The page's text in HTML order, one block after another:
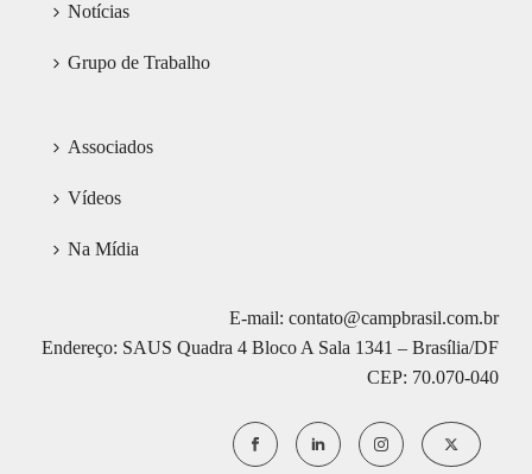
Notícias
Grupo de Trabalho
Associados
Vídeos
Na Mídia
E-mail: contato@campbrasil.com.br
Endereço: SAUS Quadra 4 Bloco A Sala 1341 – Brasília/DF
CEP: 70.070-040